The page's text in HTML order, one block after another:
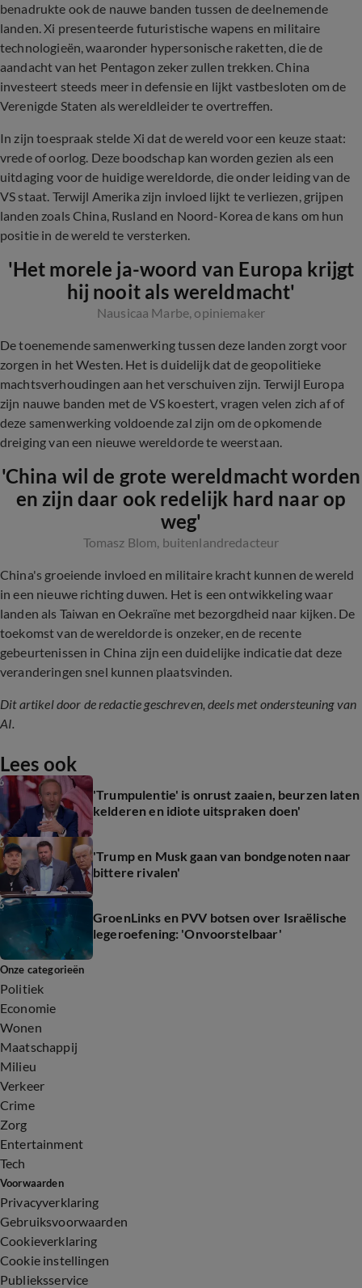
benadrukte ook de nauwe banden tussen de deelnemende
landen. Xi presenteerde futuristische wapens en militaire
technologieën, waaronder hypersonische raketten, die de
aandacht van het Pentagon zeker zullen trekken. China
investeert steeds meer in defensie en lijkt vastbesloten om de
Verenigde Staten als wereldleider te overtreffen.
In zijn toespraak stelde Xi dat de wereld voor een keuze staat:
vrede of oorlog. Deze boodschap kan worden gezien als een
uitdaging voor de huidige wereldorde, die onder leiding van de
VS staat. Terwijl Amerika zijn invloed lijkt te verliezen, grijpen
landen zoals China, Rusland en Noord-Korea de kans om hun
positie in de wereld te versterken.
'Het morele ja-woord van Europa krijgt
hij nooit als wereldmacht'
Nausicaa Marbe, opiniemaker
De toenemende samenwerking tussen deze landen zorgt voor
zorgen in het Westen. Het is duidelijk dat de geopolitieke
machtsverhoudingen aan het verschuiven zijn. Terwijl Europa
zijn nauwe banden met de VS koestert, vragen velen zich af of
deze samenwerking voldoende zal zijn om de opkomende
dreiging van een nieuwe wereldorde te weerstaan.
'China wil de grote wereldmacht worden
en zijn daar ook redelijk hard naar op
weg'
Tomasz Blom, buitenlandredacteur
China's groeiende invloed en militaire kracht kunnen de wereld
in een nieuwe richting duwen. Het is een ontwikkeling waar
landen als Taiwan en Oekraïne met bezorgdheid naar kijken. De
toekomst van de wereldorde is onzeker, en de recente
gebeurtenissen in China zijn een duidelijke indicatie dat deze
veranderingen snel kunnen plaatsvinden.
Dit artikel door de redactie geschreven, deels met ondersteuning van
AI.
Lees ook
'Trumpulentie' is onrust zaaien, beurzen laten
kelderen en idiote uitspraken doen'
'Trump en Musk gaan van bondgenoten naar
bittere rivalen'
GroenLinks en PVV botsen over Israëlische
legeroefening: 'Onvoorstelbaar'
Onze categorieën
Politiek
Economie
Wonen
Maatschappij
Milieu
Verkeer
Crime
Zorg
Entertainment
Tech
Voorwaarden
Privacyverklaring
Gebruiksvoorwaarden
Cookieverklaring
Cookie instellingen
Publieksservice